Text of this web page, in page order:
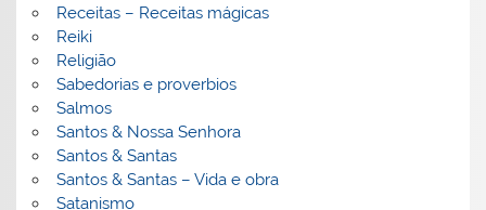
Receitas – Receitas mágicas
Reiki
Religião
Sabedorias e proverbios
Salmos
Santos & Nossa Senhora
Santos & Santas
Santos & Santas – Vida e obra
Satanismo